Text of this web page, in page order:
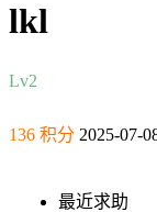
lkl
Lv2
136 积分 2025-07-
最近求助